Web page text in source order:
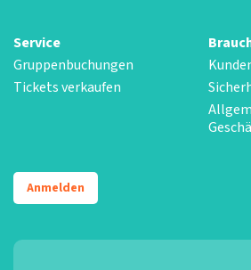
Service
Gruppenbuchungen
Tickets verkaufen
Anmelden